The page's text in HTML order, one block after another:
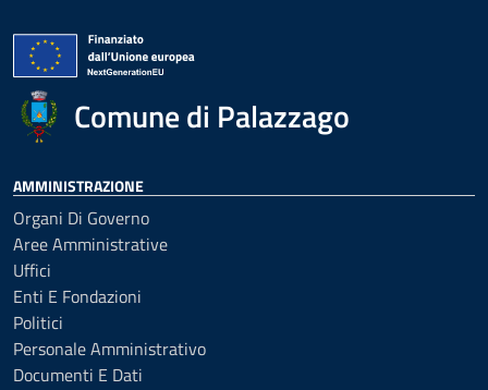
Comune di Palazzago
AMMINISTRAZIONE
Organi Di Governo
Aree Amministrative
Uffici
Enti E Fondazioni
Politici
Personale Amministrativo
Documenti E Dati